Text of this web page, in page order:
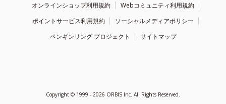
オンラインショップ利用規約
Webコミュニティ利用規約
ポイントサービス利用規約
ソーシャルメディアポリシー
ペンギンリング プロジェクト
サイトマップ
Copyright © 1999 - 2026 ORBIS Inc. All Rights Reserved.